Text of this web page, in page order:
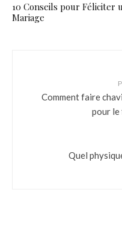
10 Conseils pour Féliciter
Mariage
Comment faire
pour le
Quel